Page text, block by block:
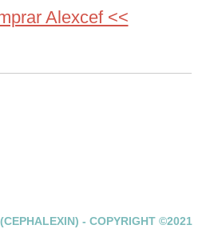
Alexcef <<
- COPYRIGHT ©2021